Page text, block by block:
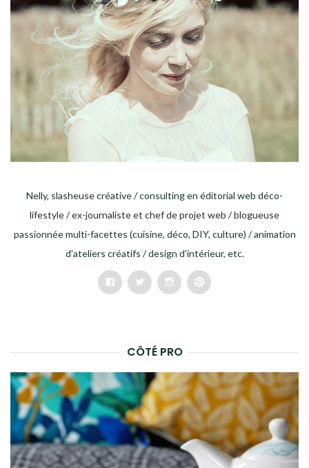
Nelly, slasheuse créative / consulting en éditorial web déco-
lifestyle / ex-journaliste et chef de projet web / blogueuse
passionnée multi-facettes (cuisine, déco, DIY, culture) / animation
d'ateliers créatifs / design d'intérieur, etc.
FacebookTwitterInstagramPinterest
CÔTÉ PRO